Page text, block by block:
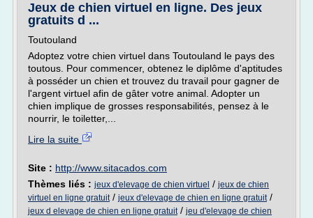
Jeux de chien virtuel en ligne. Des jeux
gratuits d ...
Toutouland
Adoptez votre chien virtuel dans Toutouland le pays des
toutous. Pour commencer, obtenez le diplôme d'aptitudes
à posséder un chien et trouvez du travail pour gagner de
l'argent virtuel afin de gâter votre animal. Adopter un
chien implique de grosses responsabilités, pensez à le
nourrir, le toiletter,...
Lire la suite
Site : http://www.sitacados.com
Thèmes liés : jeux d'elevage de chien virtuel / jeux de chien
virtuel en ligne gratuit/ jeux d'elevage de chien en ligne gratuit/
jeux d elevage de chien en ligne gratuit/ jeu d'elevage de chien